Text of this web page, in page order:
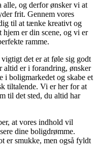
alle, og derfor ønsker vi at
frit. Gennem vores
til at tænke kreativt og
er din scene, og vi er
ramme.
det er at føle sig godt
altid er i forandring, ønsker
i boligmarkedet og skabe et
tiltalende. Vi er her for at
til det sted, du altid har
at vores indhold vil
dine boligdrømme.
er smukke, men også fyldt